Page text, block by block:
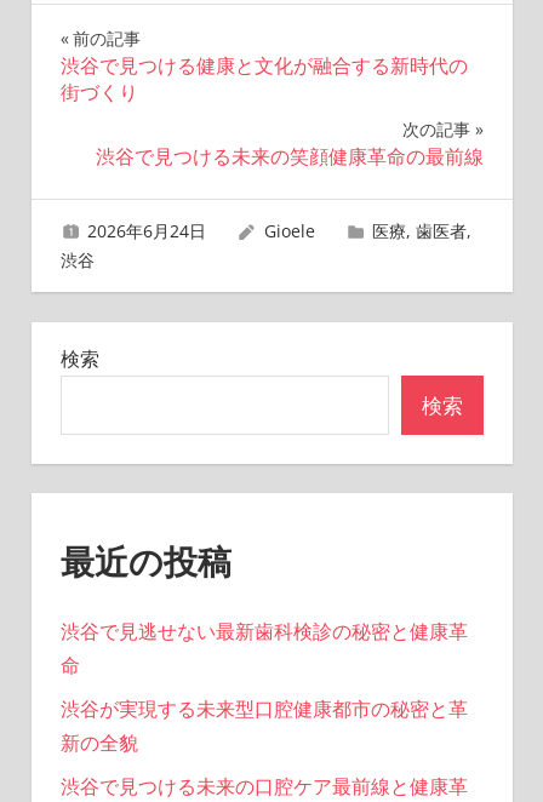
投
稿
ビ
ゲ
ー
シ
ョ
ン
前の記事
渋谷で見つける健康と文化が融合する新時代の
街づくり
次の記事
渋谷で見つける未来の笑顔健康革命の最前線
2026年6月24日 Gioele 医療,歯医者,
渋谷
検索
検索
最近の投稿
渋谷で見逃せない最新歯科検診の秘密と健康革
命
渋谷が実現する未来型口腔健康都市の秘密と革
新の全貌
渋谷で見つける未来の口腔ケア最前線と健康革